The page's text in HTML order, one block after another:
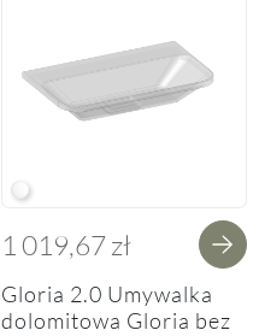
W White
1 019,67 zł
Gloria 2.0 Umywalka
dolomitowa Gloria bez